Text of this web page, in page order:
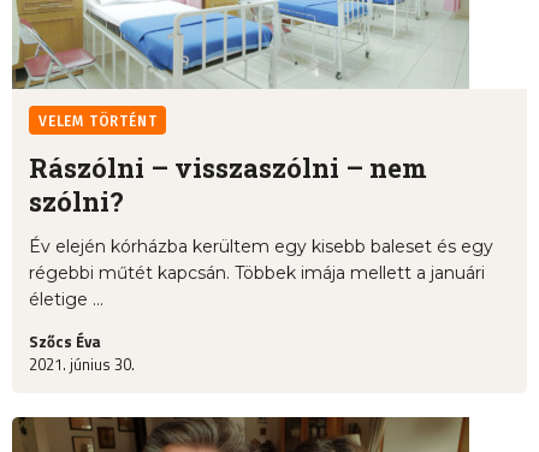
VELEM TÖRTÉNT
Rászólni – visszaszólni – nem
szólni?
Év elején kórházba kerültem egy kisebb baleset és egy
régebbi műtét kapcsán. Többek imája mellett a januári
életige ...
Szőcs Éva
2021. június 30.